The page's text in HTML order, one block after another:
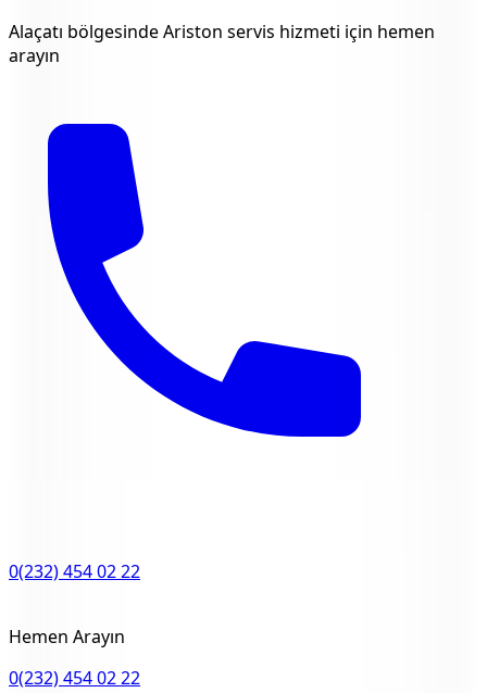
Alaçatı bölgesinde Ariston servis hizmeti için hemen
arayın
0(232) 454 02 22
Hemen Arayın
0(232) 454 02 22